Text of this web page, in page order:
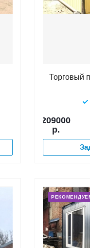
Торговый
209000
р.